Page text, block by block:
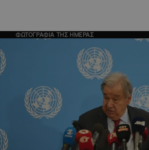
ΦΩΤΟΓΡΑΦΙΑ ΤΗΣ ΗΜΕΡΑΣ